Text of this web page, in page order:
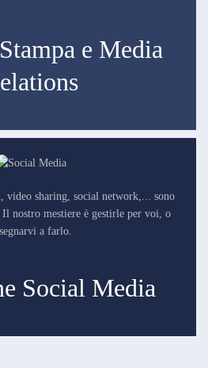
e Media
sharing, social network,... sono
nostro mestiere è gestirle per voi, o
a farlo.
Social Media